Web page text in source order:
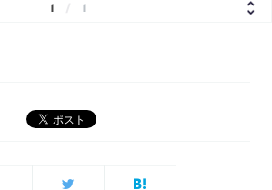
1 1